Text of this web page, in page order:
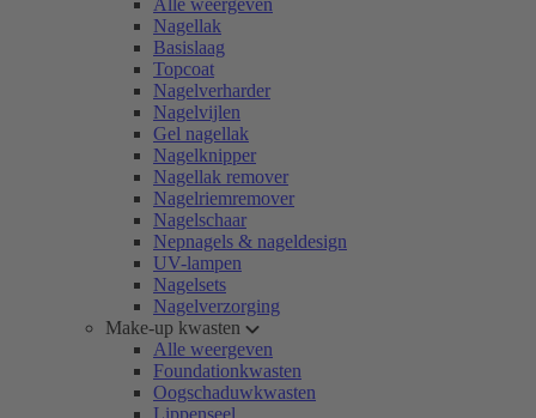
Alle weergeven
Nagellak
Basislaag
Topcoat
Nagelverharder
Nagelvijlen
Gel nagellak
Nagelknipper
Nagellak remover
Nagelriemremover
Nagelschaar
Nepnagels & nageldesign
UV-lampen
Nagelsets
Nagelverzorging
Make-up kwasten
Alle weergeven
Foundationkwasten
Oogschaduwkwasten
Lippenseel